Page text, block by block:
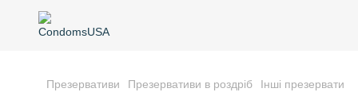
Презервативи Презервативи в роздріб Інші презервативи